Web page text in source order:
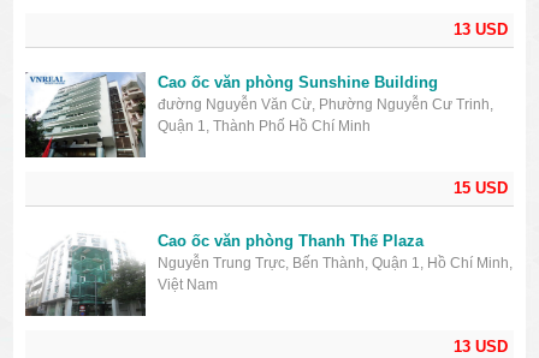
13 USD
15 USD
Cao ốc văn phòng Sunshine Building
đường Nguyễn Văn Cừ, Phường Nguyễn Cư Trinh,
Quận 1, Thành Phố Hồ Chí Minh
13 USD
Cao ốc văn phòng Thanh Thế Plaza
Nguyễn Trung Trực, Bến Thành, Quận 1, Hồ Chí Minh,
Việt Nam